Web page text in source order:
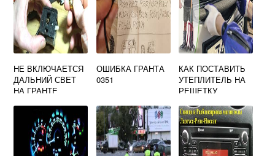
НЕ ВКЛЮЧАЕТСЯ
ДАЛЬНИЙ СВЕТ
НА ГРАНТЕ
ОШИБКА ГРАНТА
0351
КАК ПОСТАВИТЬ
УТЕПЛИТЕЛЬ НА
РЕШЕТКУ
ПРИОРА